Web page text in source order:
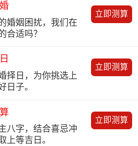
婚姻困扰，我们在
合适吗？
立即测算
择日，为你挑选上
日子。
立即测算
八字，结合喜忌冲
上等吉日。
立即测算